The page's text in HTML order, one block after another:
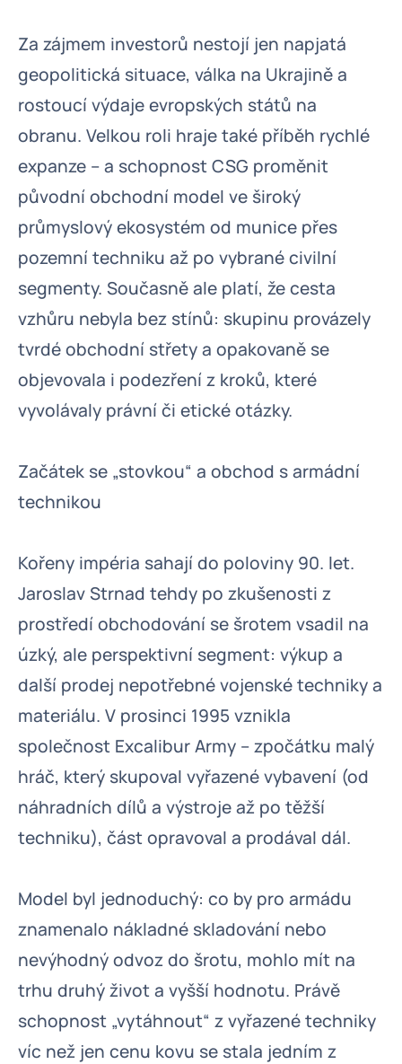
Za zájmem investorů nestojí jen napjatá
geopolitická situace, válka na Ukrajině a
rostoucí výdaje evropských států na
obranu. Velkou roli hraje také příběh rychlé
expanze – a schopnost CSG proměnit
původní obchodní model ve široký
průmyslový ekosystém od munice přes
pozemní techniku až po vybrané civilní
segmenty. Současně ale platí, že cesta
vzhůru nebyla bez stínů: skupinu provázely
tvrdé obchodní střety a opakovaně se
objevovala i podezření z kroků, které
vyvolávaly právní či etické otázky.
Začátek se „stovkou“ a obchod s armádní
technikou
Kořeny impéria sahají do poloviny 90. let.
Jaroslav Strnad tehdy po zkušenosti z
prostředí obchodování se šrotem vsadil na
úzký, ale perspektivní segment: výkup a
další prodej nepotřebné vojenské techniky a
materiálu. V prosinci 1995 vznikla
společnost Excalibur Army – zpočátku malý
hráč, který skupoval vyřazené vybavení (od
náhradních dílů a výstroje až po těžší
techniku), část opravoval a prodával dál.
Model byl jednoduchý: co by pro armádu
znamenalo nákladné skladování nebo
nevýhodný odvoz do šrotu, mohlo mít na
trhu druhý život a vyšší hodnotu. Právě
schopnost „vytáhnout“ z vyřazené techniky
víc než jen cenu kovu se stala jedním z